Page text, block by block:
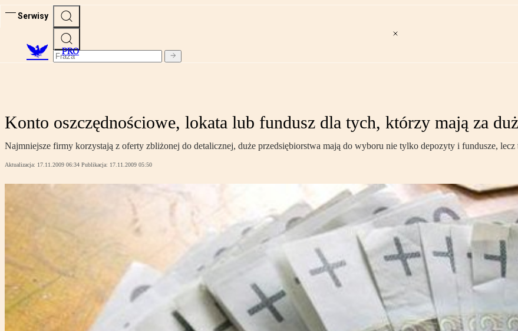
Serwisy
PRO
Konto oszczędnościowe, lokata lub fundusz dla tych, którzy mają za
Najmniejsze firmy korzystają z oferty zbliżonej do detalicznej, duże przedsiębiorstwa mają do wyboru nie tylko depozyty i fundusze, lecz
Aktualizacja: 17.11.2009 06:34 Publikacja: 17.11.2009 05:50